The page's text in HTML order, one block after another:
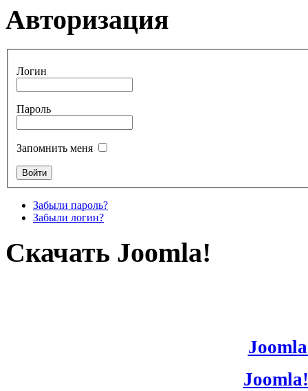
Авторизация
Логин
Пароль
Запомнить меня
Забыли пароль?
Забыли логин?
Скачать Joomla!